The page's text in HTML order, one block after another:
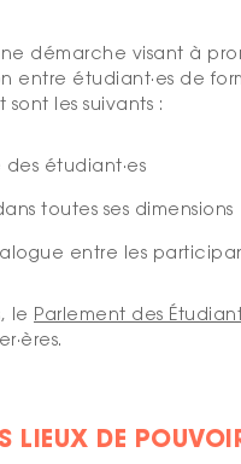
démarche visant à
entre étudiant·es de
les suivants :
des étudiant·es
toutes ses dimensions
entre les
le Parlement des
LIEUX DE